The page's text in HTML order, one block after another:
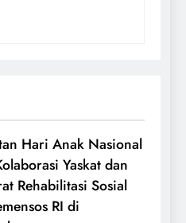
Hari Anak Nasional
Yaskat dan
Rehabilitasi Sosial
RI di